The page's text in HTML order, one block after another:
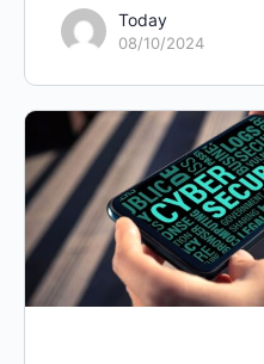
Today
08/10/2024